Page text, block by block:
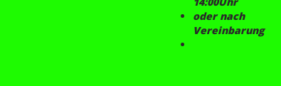
oder nach
Vereinbarung